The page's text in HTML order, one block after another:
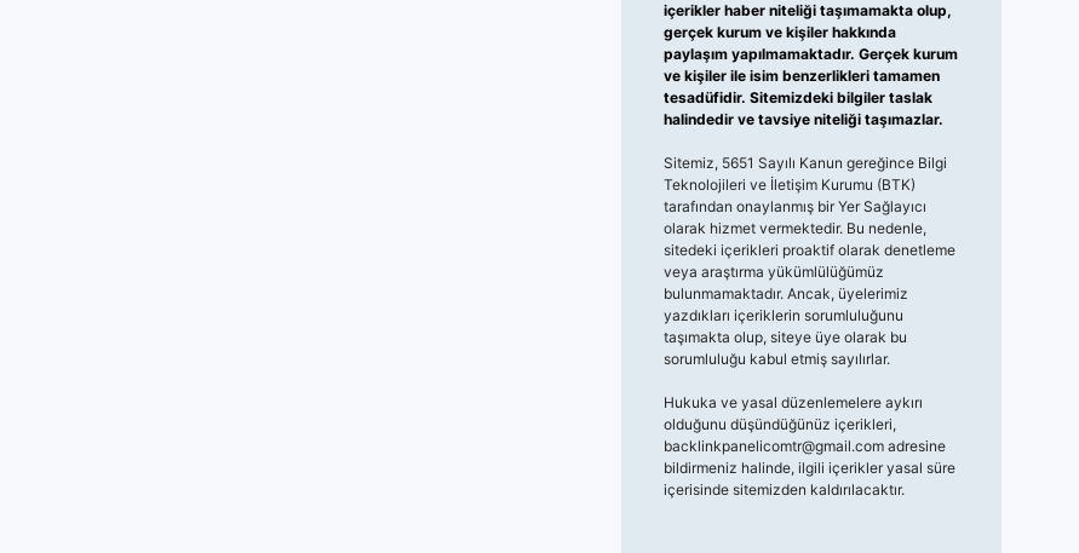
içerikler haber niteliği taşımamakta olup,
gerçek kurum ve kişiler hakkında
paylaşım yapılmamaktadır. Gerçek kurum
ve kişiler ile isim benzerlikleri tamamen
tesadüfidir. Sitemizdeki bilgiler taslak
halindedir ve tavsiye niteliği taşımazlar.
Sitemiz, 5651 Sayılı Kanun gereğince Bilgi
Teknolojileri ve İletişim Kurumu (BTK)
tarafından onaylanmış bir Yer Sağlayıcı
olarak hizmet vermektedir. Bu nedenle,
sitedeki içerikleri proaktif olarak denetleme
veya araştırma yükümlülüğümüz
bulunmamaktadır. Ancak, üyelerimiz
yazdıkları içeriklerin sorumluluğunu
taşımakta olup, siteye üye olarak bu
sorumluluğu kabul etmiş sayılırlar.
Hukuka ve yasal düzenlemelere aykırı
olduğunu düşündüğünüz içerikleri,
backlinkpanelicomtr@gmail.comadresine
bildirmeniz halinde, ilgili içerikler yasal süre
içerisinde sitemizden kaldırılacaktır.